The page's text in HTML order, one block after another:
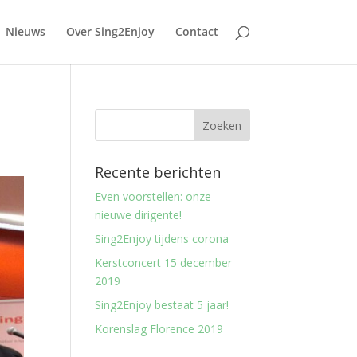
Nieuws Over Sing2Enjoy Contact
Recente berichten
Even voorstellen: onze
nieuwe dirigente!
Sing2Enjoy tijdens corona
Kerstconcert 15 december
2019
Sing2Enjoy bestaat 5 jaar!
Korenslag Florence 2019